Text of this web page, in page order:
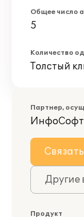
Общее число
5
Количество
Толстый
Партнер,
ИнфоСофт
Другие
Продукт